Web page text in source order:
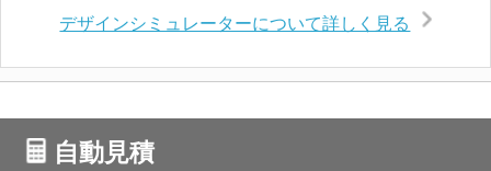
デザインシミュレーターについて詳しく見る
自動見積